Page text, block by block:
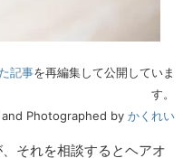
記事を再編集して公開していま
す。
Photographed by かくれい
それを相談するとヘアオ